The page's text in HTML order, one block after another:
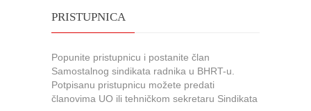
PRISTUPNICA
Popunite pristupnicu i postanite član
Samostalnog sindikata radnika u BHRT-u.
Potpisanu pristupnicu možete predati
članovima UO ili tehničkom sekretaru Sindikata